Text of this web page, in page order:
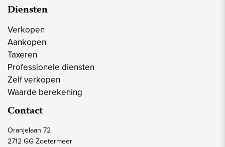
Diensten
Verkopen
Aankopen
Taxeren
Professionele diensten
Zelf verkopen
Waarde berekening
Contact
Oranjelaan 72
2712 GG Zoetermeer